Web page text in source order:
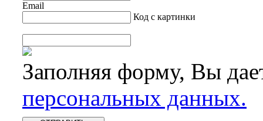
Email
Код с картинки
Заполняя форму, Вы
персональных данных.